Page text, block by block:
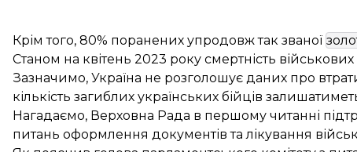
Крім того, 80% поранених упродовж так званої
Станом на квітень 2023 року смертність
Зазначимо, Україна не розголошує даних про
кількість загиблих українських бійців
Нагадаємо, Верховна Рада в першому читанні
питань оформлення документів та лікування